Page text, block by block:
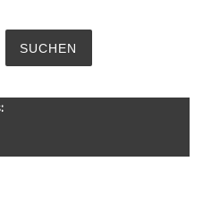
SUCHEN